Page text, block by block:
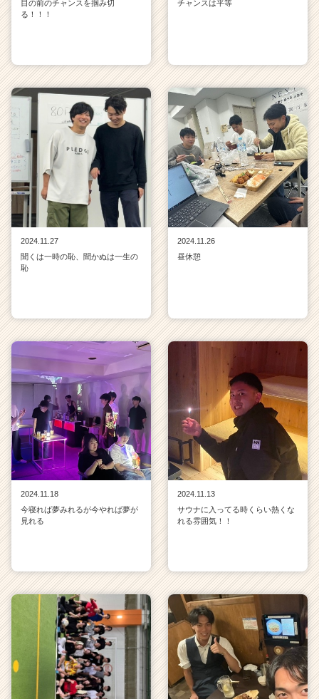
目の前のチャンスを掴み切
る！！！
チャンスは平等
2024.11.27
聞くは一時の恥、聞かぬは一生の
恥
2024.11.26
昼休憩
2024.11.18
今寝れば夢みれるが今やれば夢が
見れる
2024.11.13
サウナに入ってる時くらい熱くな
れる雰囲気！！